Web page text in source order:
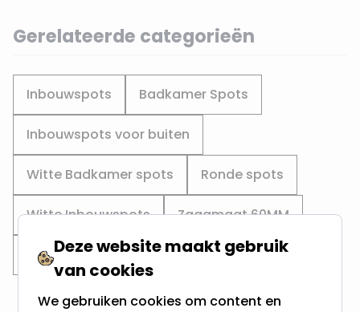
Gerelateerde categorieën
Inbouwspots Badkamer Spots
Inbouwspots voor buiten
Witte Badkamer spots Ronde spots
Witte Inbouwspots Zaagmaat 60MM
Zaagmaat 65MM Zaagmaat 70MM
Deze website maakt gebruik
van cookies
We gebruiken cookies om content en